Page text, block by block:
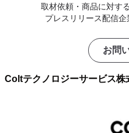
取材依頼・商品に対す
プレスリリース配信企
お問
Coltテクノロジーサービス株